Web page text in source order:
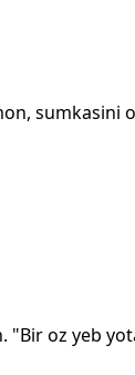
sumkasini
oz yeb